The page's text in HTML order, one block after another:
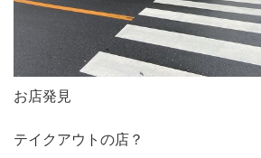
お店発見
テイクアウトの店？